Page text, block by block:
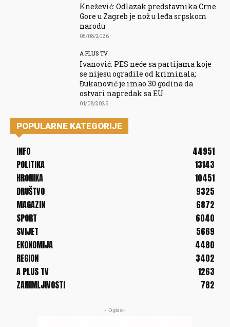
Knežević: Odlazak predstavnika Crne
Gore u Zagreb je nož u leđa srpskom
narodu
05/08/2026
A PLUS TV
Ivanović: PES neće sa partijama koje
se nijesu ogradile od kriminala;
Đukanović je imao 30 godina da
ostvari napredak sa EU
01/08/2026
POPULARNE KATEGORIJE
INFO
44951
POLITIKA
13143
HRONIKA
10451
DRUŠTVO
9325
MAGAZIN
6872
SPORT
6040
SVIJET
5669
EKONOMIJA
4480
REGION
3402
A PLUS TV
1263
ZANIMLJIVOSTI
782
- Oglasi-